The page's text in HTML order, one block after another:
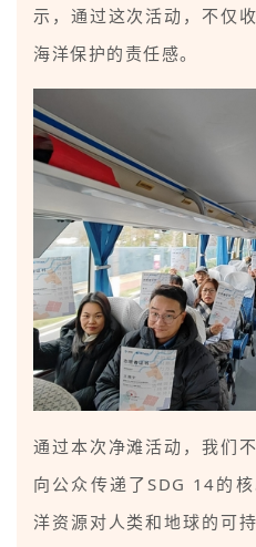
示，通过这次活动，不仅
海洋保护的责任感。
通过本次净滩活动，我们
向公众传递了SDG 14的
洋资源对人类和地球的可